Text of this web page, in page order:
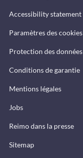
Accessibility statement
Paramètres des cookies
Protection des données
Conditions de garantie
Mentions légales
Jobs
Reimo dans la presse
Sitemap